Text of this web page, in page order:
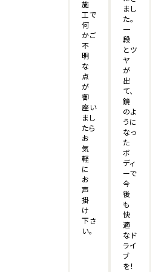
施
工で
何
かご
不
明
な
点
が
御
座い
まし
たら
お
気
軽
に
お
声
掛
け
下さ
い。
まし
た。
一
段
とツ
ヤ
が
出
て、
鏡
のよ
うに
なっ
た
ボ
ディ
ーで
今
後
も
快
適
なド
ライ
ブ
を！